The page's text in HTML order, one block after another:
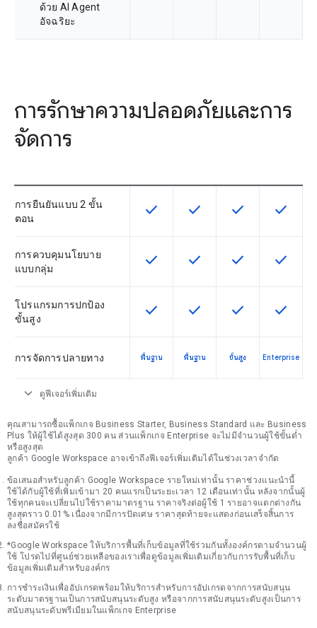
ด้วย AI Agent
อัจฉริยะ
การรักษาความปลอดภัยและการ
จัดการ
การยืนยันแบบ 2 ขั้น
ตอน
ฟีเจอร์นี้ใช้ได้กับ SKU
check ฟีเจอร์นี้ใช้ได้กับ SKU
check ฟีเจอร์นี้ใช้ได้กับ
check ฟีเจอร์นี้
check
การควบคุมนโยบาย
แบบกลุ่ม
ฟีเจอร์นี้ใช้ได้กับ SKU
check ฟีเจอร์นี้ใช้ได้กับ SKU
check ฟีเจอร์นี้ใช้ได้กับ
check ฟีเจอร์นี้
check
โปรแกรมการปกป้อง
ขั้นสูง
ฟีเจอร์นี้ใช้ได้กับ SKU
check ฟีเจอร์นี้ใช้ได้กับ SKU
check ฟีเจอร์นี้ใช้ได้กับ
check ฟีเจอร์นี้
check
การจัดการปลายทาง พื้นฐาน พื้นฐาน ขั้นสูง Enterprise
expand_more ดูฟีเจอร์เพิ่มเติม
คุณสามารถซื้อแพ็กเกจ Business Starter, Business Standard และ Business
Plus ให้ผู้ใช้ได้สูงสุด 300 คน ส่วนแพ็กเกจ Enterprise จะไม่มีจำนวนผู้ใช้ขั้นต่ำ
หรือสูงสุด
ลูกค้า Google Workspace อาจเข้าถึงฟีเจอร์เพิ่มเติมได้ในช่วงเวลาจำกัด
ข้อเสนอสำหรับลูกค้า Google Workspace รายใหม่เท่านั้น ราคาช่วงแนะนำนี้
ใช้ได้กับผู้ใช้ที่เพิ่มเข้ามา 20 คนแรกเป็นระยะเวลา 12 เดือนเท่านั้น หลังจากนั้นผู้
ใช้ทุกคนจะเปลี่ยนไปใช้ราคามาตรฐาน ราคาจริงต่อผู้ใช้ 1 รายอาจแตกต่างกัน
สูงสุดราว 0.01% เนื่องจากมีการปัดเศษ ราคาสุดท้ายจะแสดงก่อนเสร็จสิ้นการ
ลงชื่อสมัครใช้
*Google Workspace ให้บริการพื้นที่เก็บข้อมูลที่ใช้ร่วมกันทั้งองค์กรตามจำนวนผู้
ใช้ โปรดไปที่ศูนย์ช่วยเหลือของเราเพื่อดูข้อมูลเพิ่มเติมเกี่ยวกับการรับพื้นที่เก็บ
ข้อมูลเพิ่มเติมสำหรับองค์กร
การชำระเงินเพื่ออัปเกรดพร้อมให้บริการสำหรับการอัปเกรดจากการสนับสนุน
ระดับมาตรฐานเป็นการสนับสนุนระดับสูง หรือจากการสนับสนุนระดับสูงเป็นการ
สนับสนุนระดับพรีเมียมในแพ็กเกจ Enterprise